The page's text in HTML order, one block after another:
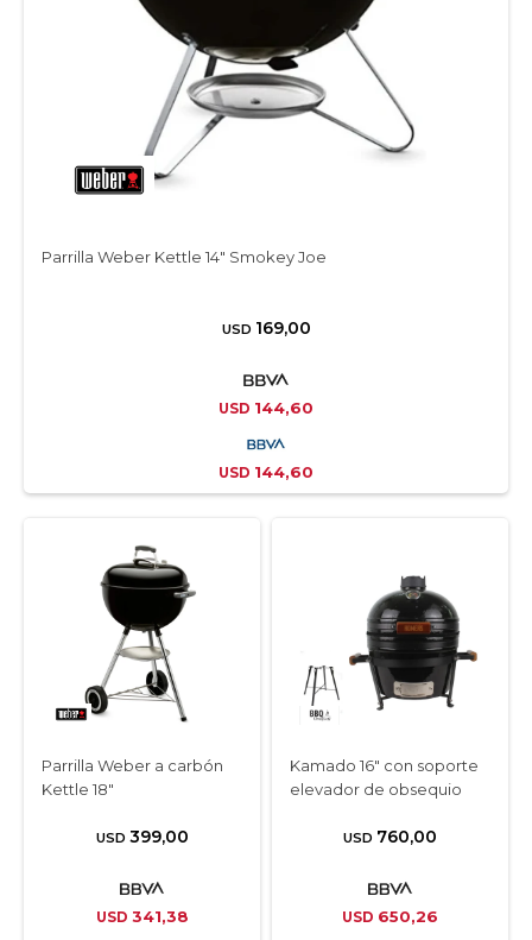
Parrilla Weber Kettle 14" Smokey Joe
USD 169,00
USD 144,60
USD 144,60
Parrilla Weber a carbón
Kettle 18″
USD 399,00
USD 341,38
Kamado 16" con soporte
elevador de obsequio
USD 760,00
USD 650,26